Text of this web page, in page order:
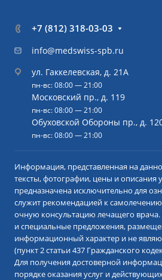
+7 (812) 318-03-03
info@medswiss-spb.ru
ул. Гаккелевская, д. 21А
пн-вс: 08:00 — 21:00
Московский пр., д. 119
пн-вс: 08:00 — 21:00
Обуховской Обороны пр., д.
пн-вс: 08:00 — 21:00
Информация, представленная на
тексты, фотографии, цены и описания
предназначена исключительно для
служит рекомендацией к
очную консультацию лечащего врача.
и специальные предложения,
информационный характер и не
(пункт 2 статьи 437 Гражданского
Для получения достоверной
порядке оказания услуг и